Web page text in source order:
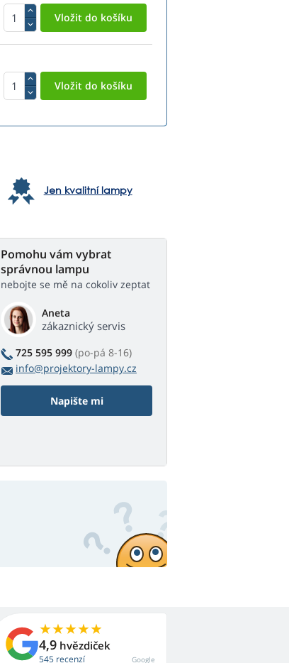
Jen kvalitní lampy
Pomohu vám vybrat
správnou lampu
nebojte se mě na cokoliv zeptat
Aneta
zákaznický servis
725 595 999 (po-pá 8-16)
info@projektory-lampy.cz
Napište mi
4,9 hvězdiček
545 recenzí Google